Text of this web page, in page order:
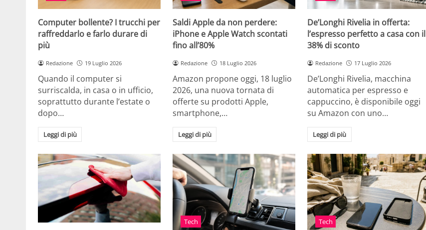
Computer bollente? I trucchi per
raffreddarlo e farlo durare di
più
Redazione 19 Luglio 2026
Quando il computer si
surriscalda, in casa o in ufficio,
soprattutto durante l’estate o
dopo…
Leggi di più
Saldi Apple da non perdere:
iPhone e Apple Watch scontati
fino all’80%
Redazione 18 Luglio 2026
Amazon propone oggi, 18 luglio
2026, una nuova tornata di
offerte su prodotti Apple,
smartphone,…
Leggi di più
De’Longhi Rivelia in offerta:
l’espresso perfetto a casa con il
38% di sconto
Redazione 17 Luglio 2026
De’Longhi Rivelia, macchina
automatica per espresso e
cappuccino, è disponibile oggi
su Amazon con uno…
Leggi di più
Tech Tech